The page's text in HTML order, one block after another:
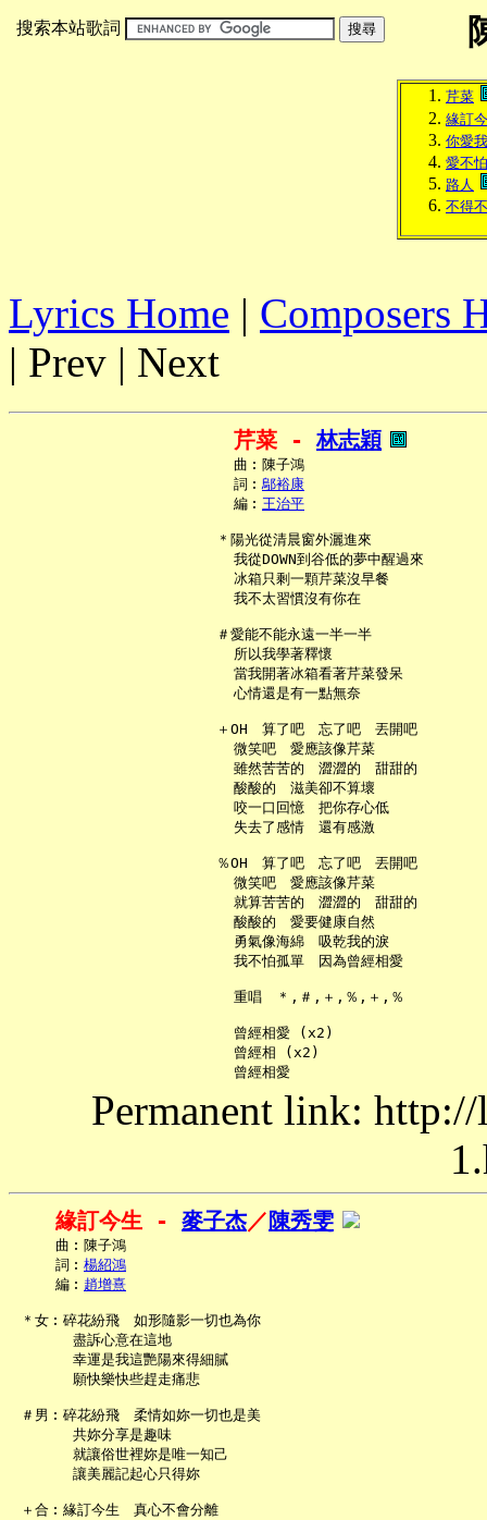
搜索本站歌詞
芹菜
緣訂
你愛
愛不怕
路人
不得
Lyrics Home | Composers
| Prev | Next
芹菜 - 林志穎
     曲︰陳子鴻
     詞︰
鄔裕康
     編︰
王治平
   ＊陽光從清晨窗外灑進來
     我從DOWN到谷低的夢中醒過來
     冰箱只剩一顆芹菜沒早餐
     我不太習慣沒有你在
   ＃愛能不能永遠一半一半
     所以我學著釋懷
     當我開著冰箱看著芹菜發呆
     心情還是有一點無奈
   ＋OH　算了吧　忘了吧　丟開吧
     微笑吧　愛應該像芹菜
     雖然苦苦的　澀澀的　甜甜的
     酸酸的　滋美卻不算壞
     咬一口回憶　把你存心低
     失去了感情　還有感激
   ％OH　算了吧　忘了吧　丟開吧
     微笑吧　愛應該像芹菜
     就算苦苦的　澀澀的　甜甜的
     酸酸的　愛要健康自然
     勇氣像海綿　吸乾我的淚
     我不怕孤單　因為曾經相愛
     重唱　＊,＃,＋,％,＋,％
     曾經相愛 (x2)
     曾經相 (x2)
Permanent link:
緣訂今生 - 麥子杰／ 陳秀雯
     曲︰陳子鴻
     詞︰
楊紹鴻
     編︰
趙增熹
＊女︰碎花紛飛　如形隨影一切也為你
       盡訴心意在這地
       幸運是我這艷陽來得細膩
       願快樂快些趕走痛悲
＃男︰碎花紛飛　柔情如妳一切也是美
       共妳分享是趣味
       就讓俗世裡妳是唯一知己
       讓美麗記起心只得妳
＋合︰緣訂今生　真心不會分離